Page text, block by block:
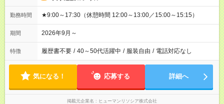
勤務時間 ★9:00～17:30（休憩時間 12:00～13:00／15:00～15:15）
期間 2026年9月～
特徴 履歴書不要 / 40～50代活躍中 / 服装自由 / 電話対応なし
気になる！ 応募する 詳細へ
掲載元企業名 ヒューマンリソシア株式会社